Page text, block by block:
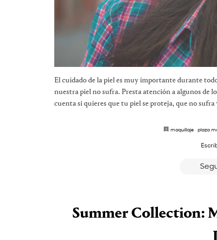
El cuidado de la piel es muy importante durante
nuestra piel no sufra. Presta atención a algunos de
cuenta si quieres que tu piel se proteja, que no sufra
maquillaje· plaza
Summer Collection: